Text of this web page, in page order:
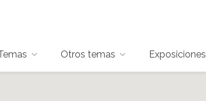
Otros temas Exposiciones